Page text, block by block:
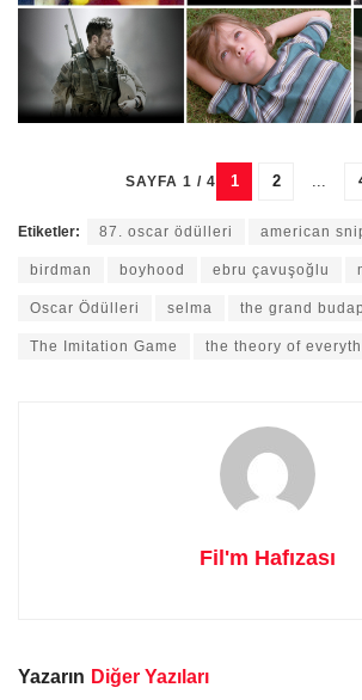
SAYFA 1 / 4 1 2 ...
Etiketler: 87. oscar ödülleri american
birdman boyhood ebru çavuşoğlu
Oscar Ödülleri selma the grand
The Imitation Game the theory of
Fil'm Hafızası
Yazarın Diğer Yazıları